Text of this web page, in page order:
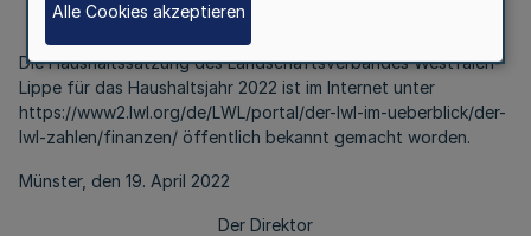
Die Haushaltssatzung des Landschaftsverbandes Westfalen-
Lippe für das Haushaltsjahr 2022 ist im Internet unter
https://www2.lwl.org/de/LWL/portal/der-lwl-im-ueberblick/der-
lwl-zahlen/finanzen/ öffentlich bekannt gemacht worden.
Münster, den 19. April 2022
Der Direktor
Alle Cookies akzeptieren